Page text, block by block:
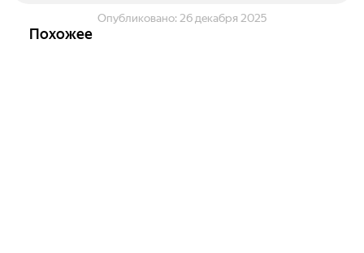
Опубликовано: 26 декабря 2025
Похожее